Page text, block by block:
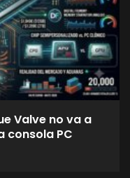
Valve no va a
consola PC